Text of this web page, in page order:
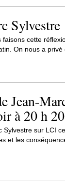
Sylvestre
cette
On nous a privé
Jean-
à 20 h 20
sur LCI
et les